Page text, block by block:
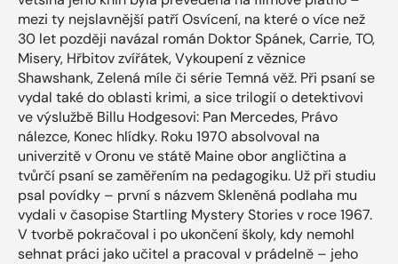
mezi ty nejslavnější patří Osvícení, na které o více než
30 let později navázal román Doktor Spánek, Carrie, TO,
Misery, Hřbitov zvířátek, Vykoupení z věznice
Shawshank, Zelená míle či série Temná věž. Při psaní se
vydal také do oblasti krimi, a sice trilogií o detektivovi
ve výslužbě Billu Hodgesovi: Pan Mercedes, Právo
nálezce, Konec hlídky. Roku 1970 absolvoval na
univerzitě v Oronu ve státě Maine obor angličtina a
tvůrčí psaní se zaměřením na pedagogiku. Už při studiu
psal povídky – první s názvem Skleněná podlaha mu
vydali v časopise Startling Mystery Stories v roce 1967.
V tvorbě pokračoval i po ukončení školy, kdy nemohl
sehnat práci jako učitel a pracoval v prádelně – jeho